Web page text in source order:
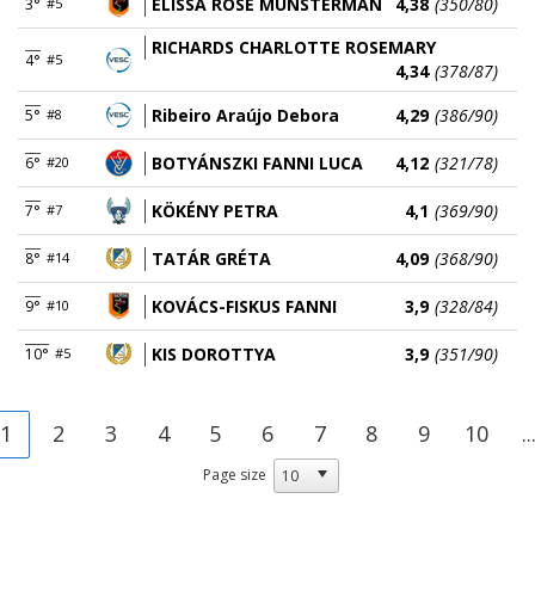
3°
4° #5
RICHARDS CHARLOTTE ROSEMARY
4,34 (378/87)
5° #8 Ribeiro Araújo Debora 4,29 (386/90)
6° #20 BOTYÁNSZKI FANNI LUCA 4,12 (321/78)
7° #7 KÖKÉNY PETRA 4,1 (369/90)
8° #14 TATÁR GRÉTA 4,09 (368/90)
9° #10 KOVÁCS-FISKUS FANNI 3,9 (328/84)
10° #5 KIS DOROTTYA 3,9 (351/90)
1 2 3 4 5 6 7 8 9 10 ...
Page size